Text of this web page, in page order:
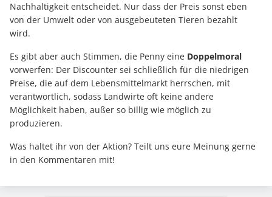
Nachhaltigkeit entscheidet. Nur dass der Preis sonst eben
von der Umwelt oder von ausgebeuteten Tieren bezahlt
wird.
Es gibt aber auch Stimmen, die Penny eine Doppelmoral
vorwerfen: Der Discounter sei schließlich für die niedrigen
Preise, die auf dem Lebensmittelmarkt herrschen, mit
verantwortlich, sodass Landwirte oft keine andere
Möglichkeit haben, außer so billig wie möglich zu
produzieren.
Was haltet ihr von der Aktion? Teilt uns eure Meinung gerne
in den Kommentaren mit!